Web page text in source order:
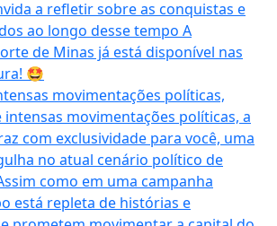
movimentações políticas,